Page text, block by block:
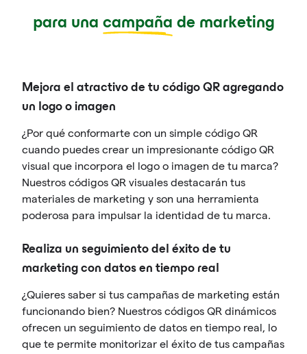
para una campaña de marketing
Mejora el atractivo de tu código QR agregando
un logo o imagen
¿Por qué conformarte con un simple código QR
cuando puedes crear un impresionante código QR
visual que incorpora el logo o imagen de tu marca?
Nuestros códigos QR visuales destacarán tus
materiales de marketing y son una herramienta
poderosa para impulsar la identidad de tu marca.
Realiza un seguimiento del éxito de tu
marketing con datos en tiempo real
¿Quieres saber si tus campañas de marketing están
funcionando bien? Nuestros códigos QR dinámicos
ofrecen un seguimiento de datos en tiempo real, lo
que te permite monitorizar el éxito de tus campañas